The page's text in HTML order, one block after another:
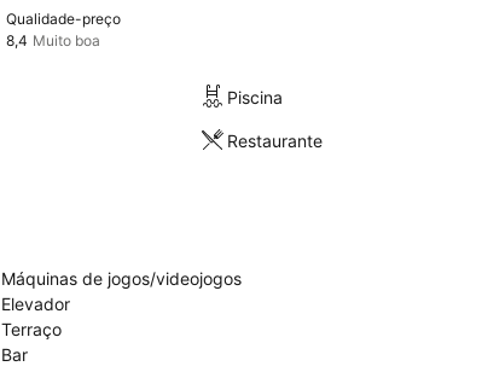
Qualidade-preço
8,4 Muito boa
Piscina
Restaurante
Máquinas de jogos/videojogos
Elevador
Terraço
Bar